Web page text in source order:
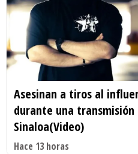
Asesinan a tiros al
durante una transmisión
Sinaloa(Video)
Hace 13 horas